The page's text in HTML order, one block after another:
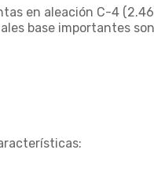
en aleación C-4
base importantes